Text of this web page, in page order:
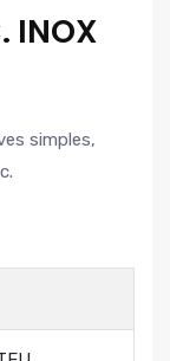
INOX
simples,